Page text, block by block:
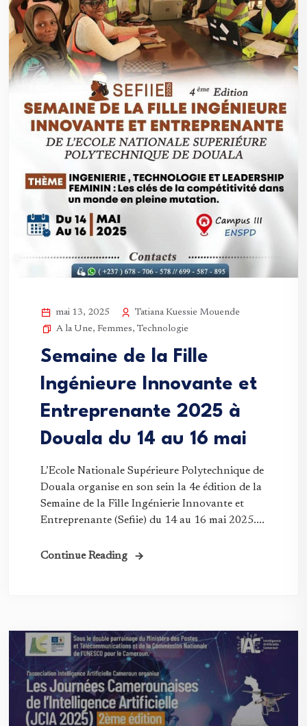
mai 13, 2025
Tatiana Kuessie Mouende
A la Une, Femmes, Technologie
Semaine de la Fille
Ingénieure Innovante et
Entreprenante 2025 à
Douala du 14 au 16 mai
L’Ecole Nationale Supérieure Polytechnique de
Douala organise en son sein la 4e édition de la
Semaine de la Fille Ingénierie Innovante et
Entreprenante (Sefiie) du 14 au 16 mai 2025....
Continue Reading